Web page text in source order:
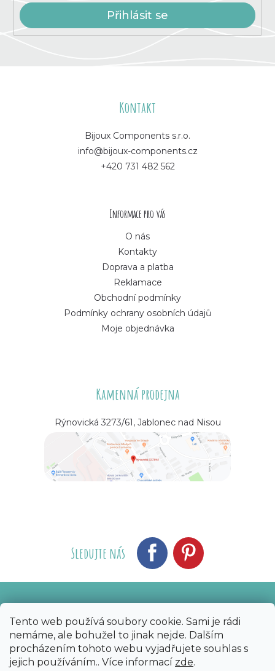
Tento web používá soubory cookie. Sami je rádi
nemáme, ale bohužel to jinak nejde. Dalším
procházením tohoto webu vyjadřujete souhlas s
jejich používáním.. Více informací zde.
Přihlásit se
Kontakt
Bijoux Components s.r.o.
info@bijoux-components.cz
+420 731 482 562
Informace pro vás
O nás
Kontakty
Doprava a platba
Reklamace
Obchodní podmínky
Podmínky ochrany osobních údajů
Moje objednávka
Kamenná prodejna
Rýnovická 3273/61, Jablonec nad Nisou
Sledujte nás
Copyright 2026 Bijoux Components - Svět
korálků. Všechna práva vyhrazena.